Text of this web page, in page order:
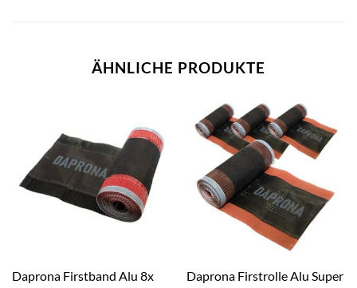
ÄHNLICHE PRODUKTE
Daprona Firstband Alu 8x
Daprona Firstrolle Alu Super